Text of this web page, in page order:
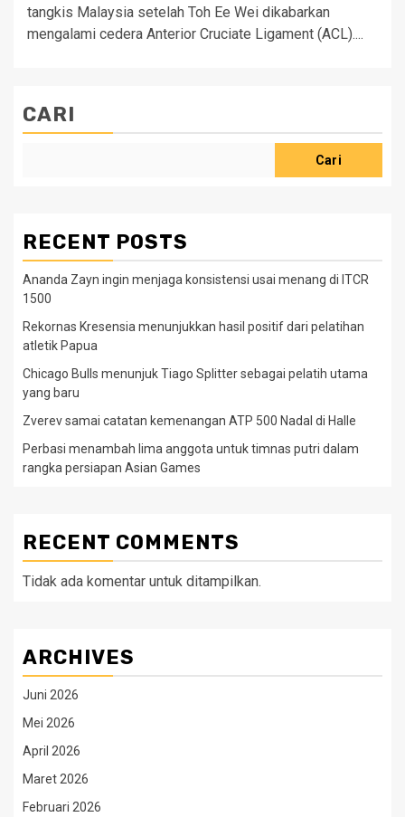
tangkis Malaysia setelah Toh Ee Wei dikabarkan
mengalami cedera Anterior Cruciate Ligament (ACL)....
CARI
Cari
RECENT POSTS
Ananda Zayn ingin menjaga konsistensi usai menang di ITCR
1500
Rekornas Kresensia menunjukkan hasil positif dari pelatihan
atletik Papua
Chicago Bulls menunjuk Tiago Splitter sebagai pelatih utama
yang baru
Zverev samai catatan kemenangan ATP 500 Nadal di Halle
Perbasi menambah lima anggota untuk timnas putri dalam
rangka persiapan Asian Games
RECENT COMMENTS
Tidak ada komentar untuk ditampilkan.
ARCHIVES
Juni 2026
Mei 2026
April 2026
Maret 2026
Februari 2026